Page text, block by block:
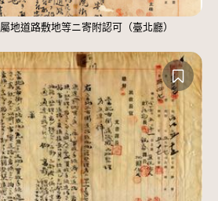
地道路敷地等ニ寄附認可（臺北廳）